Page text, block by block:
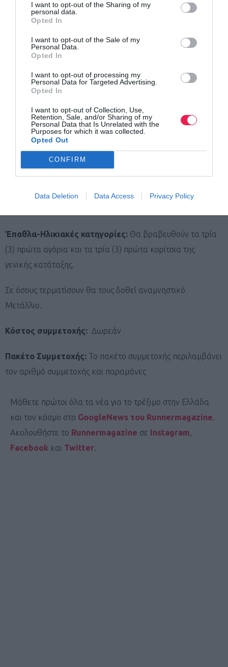
I want to opt-out of the Sharing of my
personal data.
Opted In
I want to opt-out of the Sale of my
Personal Data.
Opted In
I want to opt-out of processing my
Personal Data for Targeted Advertising.
Opted In
I want to opt-out of Collection, Use,
Retention, Sale, and/or Sharing of my
Personal Data that Is Unrelated with the
Purposes for which it was collected.
Opted Out
CONFIRM
Data Deletion Data Access Privacy Policy
Ημερομηνία διεξαγωγής:
Σημείο Εκκίνησης-Τερματισμού: Under Armour Brand
Χαριλάου Τρικούπη και Ιωνίας
Ώρα εκκίνησης:08:50 π.μ.
Δικαίωμα συμμετοχής:Δικαίωμα συμμετοχής έχουν όλα
παιδιά πρέπει να υπογράφεται από τον κηδεμόνα τους,
διαφορετικά (σε περίπτωση ηλεκτρονικής υποβολής) θα
πρέπει να παρευρεθεί ο κηδεμόνας κατά την παραλαβή του
Έπαθλα-Ηλικιακές κατηγορίες: Θα βραβευθούν τα τρία
(3) πρώτα αγόρια και τα τρία (3) πρώτα κορίτσια της
γενικής κατάταξης.
Σε όσους τερματίσουν θα τους δοθεί αναμνηστικό
Μετάλλιο.
Κόστος συμμετοχής: Δωρεάν
Πακέτο Συμμετοχής: Το πακέτο συμμετοχής περιλαμβάνει
τον αριθμό συμμετοχής και παραμάνες
Μάθετε πρώτοι όλα τα νέα για το τρέξιμο στην Ελλάδα
και τον κόσμο στο GoogleNews του Runnermagazine.
Ακολουθήστε το Runnermagazine σε Instagram,
Facebook και Twitter.